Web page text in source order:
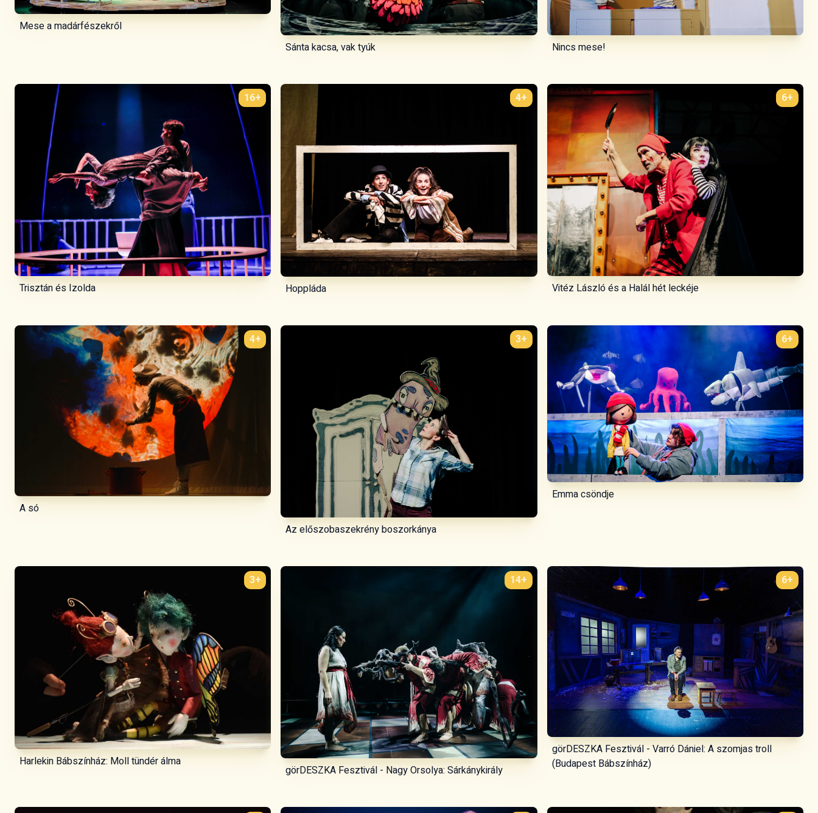
Mese a madárfészekről
Sánta kacsa, vak tyúk Nincs mese!
16+
Trisztán és Izolda
4+
Hoppláda
6+
Vitéz László és a Halál hét leckéje
4+
A só
3+
Az előszobaszekrény boszorkánya
6+
Emma csöndje
3+
Harlekin Bábszínház: Moll tündér álma
14+
görDESZKA Fesztivál - Nagy Orsolya: Sárkánykirály
6+
görDESZKA Fesztivál - Varró Dániel: A szomjas troll
(Budapest Bábszínház)